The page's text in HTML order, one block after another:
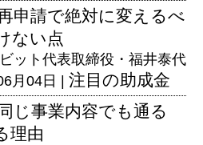
申請で絶対に変えるべ
ない点
ット代表取締役・福井泰代
月04日 | 注目の助成金
じ事業内容でも通る
理由